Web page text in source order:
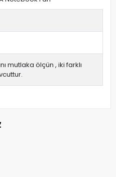
mutlaka ölçün , iki farklı